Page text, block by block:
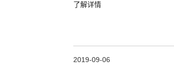
了解详情
2019-09-06